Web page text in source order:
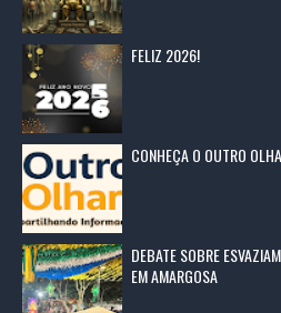
FELIZ 2026!
CONHEÇA O OUTRO
DEBATE SOBRE
EM AMARGOSA